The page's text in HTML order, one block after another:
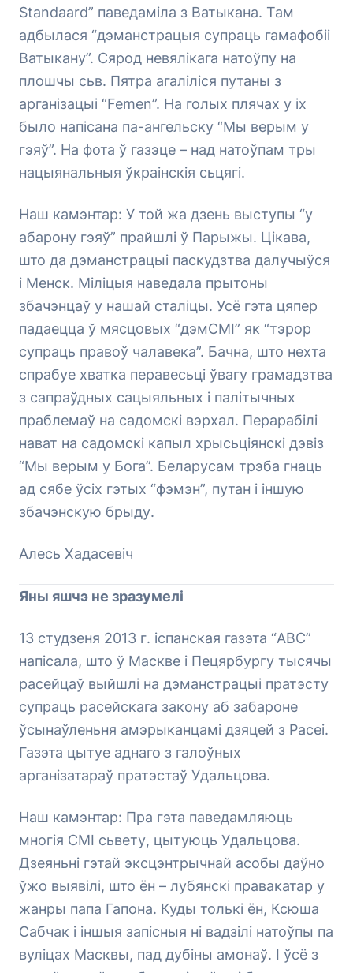
Standaard” паведаміла з Ватыкана. Там
адбылася “дэманстрацыя супраць гамафобіі
Ватыкану”. Сярод невялікага натоўпу на
плошчы сьв. Пятра агаліліся путаны з
арганізацыі “Femen”. На голых плячах у іх
было напісана па-ангельску “Мы верым у
гэяў”. На фота ў газэце – над натоўпам тры
нацыянальныя ўкраінскія сьцягі.
Наш камэнтар: У той жа дзень выступы “у
абарону гэяў” прайшлі ў Парыжы. Цікава,
што да дэманстрацыі паскудзтва далучыўся
і Менск. Міліцыя наведала прытоны
збачэнцаў у нашай сталіцы. Усё гэта цяпер
падаецца ў мясцовых “дэмСМІ” як “тэрор
супраць правоў чалавека”. Бачна, што нехта
спрабуе хватка перавесьці ўвагу грамадзтва
з сапраўдных сацыяльных і палітычных
праблемаў на садомскі вэрхал. Перарабілі
нават на садомскі капыл хрысьціянскі дэвіз
“Мы верым у Бога”. Беларусам трэба гнаць
ад сябе ўсіх гэтых “фэмэн”, путан і іншую
збачэнскую брыду.
Алесь Хадасевіч
Яны яшчэ не зразумелі
13 студзеня 2013 г. іспанская газэта “АВС”
напісала, што ў Маскве і Пецярбургу тысячы
расейцаў выйшлі на дэманстрацыі пратэсту
супраць расейскага закону аб забароне
ўсынаўленьня амэрыканцамі дзяцей з Расеі.
Газэта цытуе аднаго з галоўных
арганізатараў пратэстаў Удальцова.
Наш камэнтар: Пра гэта паведамляюць
многія СМІ сьвету, цытуюць Удальцова.
Дзеяньні гэтай эксцэнтрычнай асобы даўно
ўжо выявілі, што ён – лубянскі правакатар у
жанры папа Гапона. Куды толькі ён, Ксюша
Сабчак і іншыя запісныя ні вадзілі натоўпы па
вуліцах Масквы, пад дубіны амонаў. І ўсё з